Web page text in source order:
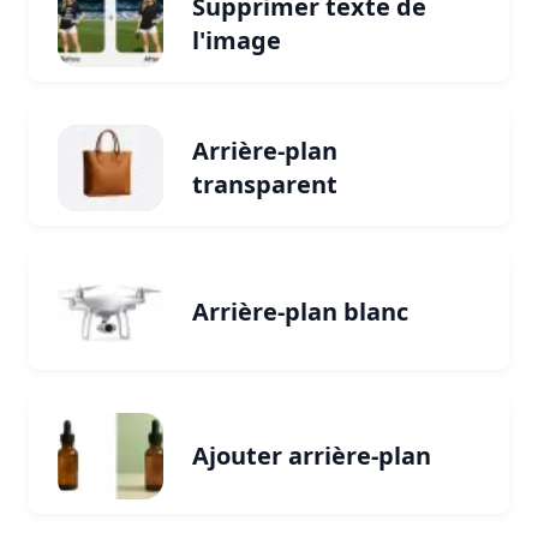
Supprimer texte de
l'image
Arrière-plan
transparent
Arrière-plan blanc
Ajouter arrière-plan